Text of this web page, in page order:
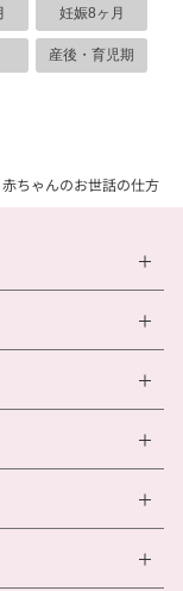
妊娠8ヶ月
産後・育児期
ちゃんのお世話の仕方！